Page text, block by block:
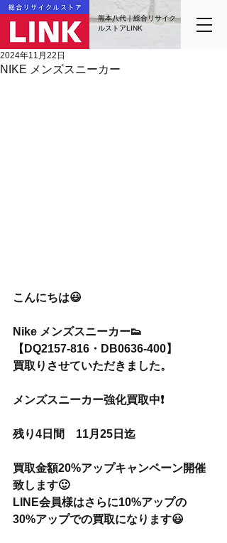
熊本八代｜総合リサイク
ルストアLINK
NIKE メンズスニーカー
2024年11月22日
こんにちは😃
Nike メンズスニーカー👟
【DQ2157-816・DB0636-400】
買取りさせていただきました。
メンズスニーカー強化買取中❗️
残り4日間　11月25日迄
買取金額20%アップキャンペーン開催
致します🙂
LINE会員様はさらに10%アップの
30%アップでの買取になります😃